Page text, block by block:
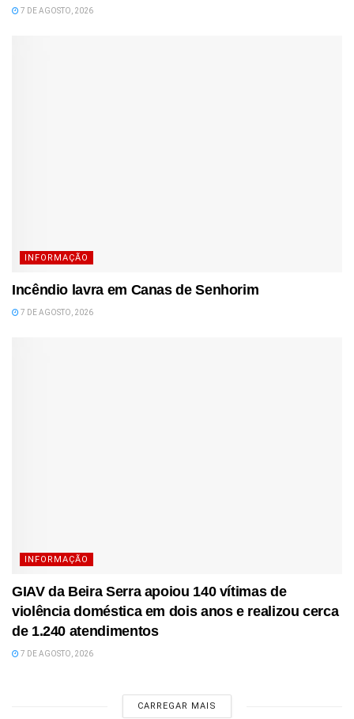
7 DE AGOSTO, 2026
INFORMAÇÃO
Incêndio lavra em Canas de Senhorim
7 DE AGOSTO, 2026
INFORMAÇÃO
GIAV da Beira Serra apoiou 140 vítimas de
violência doméstica em dois anos e realizou cerca
de 1.240 atendimentos
7 DE AGOSTO, 2026
CARREGAR MAIS